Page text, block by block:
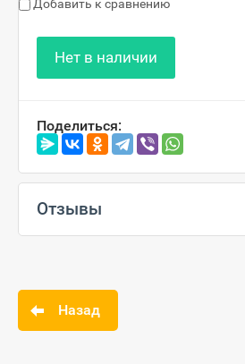
Добавить к сравнению
Нет в наличии
Поделиться:
Отзывы
Назад